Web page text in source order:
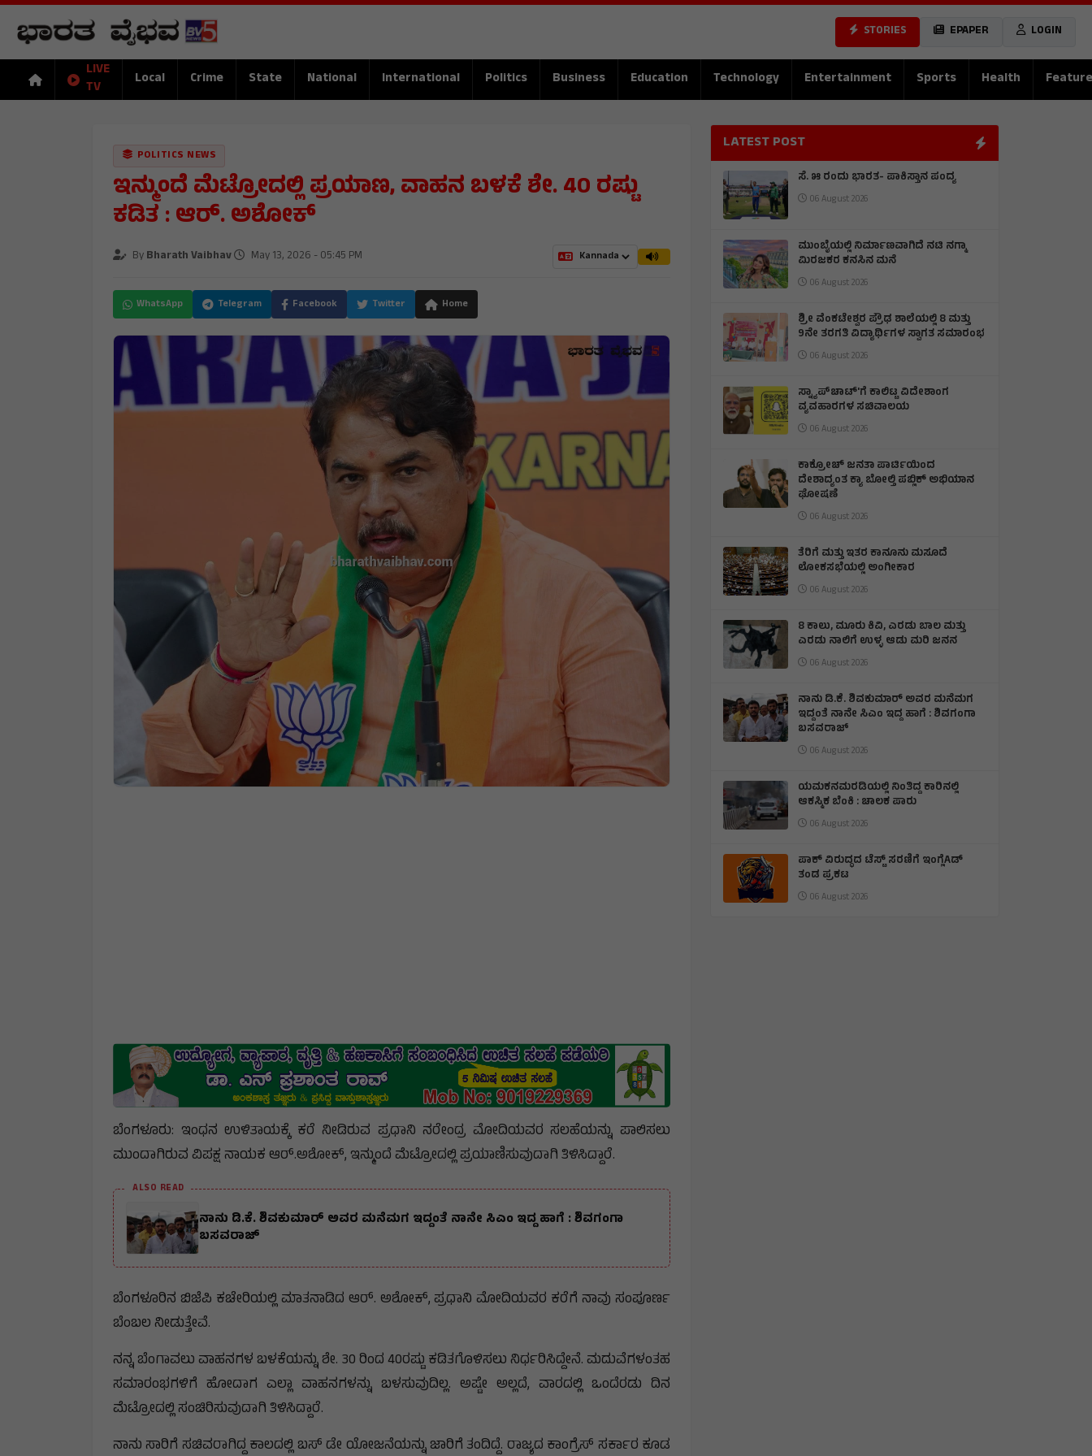
STORIES EPAPER LOGIN
LIVE
TV
Local Crime State National International Politics Business Education Technology Entertainment Sports Health Feature
POLITICS NEWS
ಇನ್ಮುಂದೆ ಮೆಟ್ರೋದಲ್ಲಿ ಪ್ರಯಾಣ, ವಾಹನ ಬಳಕೆ ಶೇ. 40 ರಷ್ಟು
ಕಡಿತ : ಆರ್. ಅಶೋಕ್
ByBharath Vaibhav May 13, 2026 - 05:45 PM
WhatsApp Telegram Facebook Twitter Home
ಬೆಂಗಳೂರು: ಇಂಧನ ಉಳಿತಾಯಕ್ಕೆ ಕರೆ ನೀಡಿರುವ ಪ್ರಧಾನಿ ನರೇಂದ್ರ ಮೋದಿಯವರ ಸಲಹೆಯನ್ನು ಪಾಲಿಸಲು
ಮುಂದಾಗಿರುವ ವಿಪಕ್ಷ ನಾಯಕ ಆರ್.ಅಶೋಕ್, ಇನ್ಮುಂದೆ ಮೆಟ್ರೋದಲ್ಲಿ ಪ್ರಯಾಣಿಸುವುದಾಗಿ ತಿಳಿಸಿದ್ದಾರೆ.
ALSO READ
ನಾನು ಡಿ.ಕೆ. ಶಿವಕುಮಾರ್ ಅವರ ಮನೆಮಗ ಇದ್ದಂತೆ ನಾನೇ ಸಿಎಂ ಇದ್ದ ಹಾಗೆ : ಶಿವಗಂಗಾ
ಬಸವರಾಜ್
ಬೆಂಗಳೂರಿನ ಬಿಜೆಪಿ ಕಚೇರಿಯಲ್ಲಿ ಮಾತನಾಡಿದ ಆರ್. ಅಶೋಕ್, ಪ್ರಧಾನಿ ಮೋದಿಯವರ ಕರೆಗೆ ನಾವು ಸಂಪೂರ್ಣ
ಬೆಂಬಲ ನೀಡುತ್ತೇವೆ.
ನನ್ನ ಬೆಂಗಾವಲು ವಾಹನಗಳ ಬಳಕೆಯನ್ನು ಶೇ. 30 ರಿಂದ 40ರಷ್ಟು ಕಡಿತಗೊಳಿಸಲು ನಿರ್ಧರಿಸಿದ್ದೇನೆ. ಮದುವೆಗಳಂತಹ
ಸಮಾರಂಭಗಳಿಗೆ ಹೋದಾಗ ಎಲ್ಲಾ ವಾಹನಗಳನ್ನು ಬಳಸುವುದಿಲ್ಲ. ಅಷ್ಟೇ ಅಲ್ಲದೆ, ವಾರದಲ್ಲಿ ಒಂದೆರಡು ದಿನ
ಮೆಟ್ರೋದಲ್ಲಿ ಸಂಚಿರಿಸುವುದಾಗಿ ತಿಳಿಸಿದ್ದಾರೆ.
ನಾನು ಸಾರಿಗೆ ಸಚಿವರಾಗಿದ್ದ ಕಾಲದಲ್ಲಿ ಬಸ್ ಡೇ ಯೋಜನೆಯನ್ನು ಜಾರಿಗೆ ತಂದಿದ್ದೆ. ರಾಜ್ಯದ ಕಾಂಗ್ರೆಸ್ ಸರ್ಕಾರ ಕೂಡ
LATEST POST
ಸೆ. ೫ ರಂದು ಭಾರತ- ಪಾಕಿಸ್ತಾನ ಪಂದ್ಯ
06 August 2026
ಮುಂಬೈಯಲ್ಲಿ ನಿರ್ಮಾಣವಾಗಿದೆ ನಟಿ ನಗ್ಮಾ
ಮಿರಜಕರ ಕನಸಿನ ಮನೆ
06 August 2026
ಶ್ರೀ ವೆಂಕಟೇಶ್ವರ ಪ್ರೌಢ ಶಾಲೆಯಲ್ಲಿ 8 ಮತ್ತು
9ನೇ ತರಗತಿ ವಿದ್ಯಾರ್ಥಿಗಳ ಸ್ವಾಗತ ಸಮಾರಂಭ
06 August 2026
ಸ್ನ್ಯಾಪ್‌ಚಾಟ್‌'ಗೆ ಕಾಲಿಟ್ಟ ವಿದೇಶಾಂಗ
ವ್ಯವಹಾರಗಳ ಸಚಿವಾಲಯ
06 August 2026
ಕಾಕ್ರೋಚ್ ಜನತಾ ಪಾರ್ಟಿಯಿಂದ
ದೇಶಾದ್ಯಂತ ಕ್ಯಾ ಬೋಲ್ತಿ ಪಬ್ಲಿಕ್ ಅಭಿಯಾನ
ಘೋಷಣೆ
06 August 2026
ತೆರಿಗೆ ಮತ್ತು ಇತರ ಕಾನೂನು ಮಸೂದೆ
ಲೋಕಸಭೆಯಲ್ಲಿ ಅಂಗೀಕಾರ
06 August 2026
8 ಕಾಲು, ಮೂರು ಕಿವಿ, ಎರಡು ಬಾಲ ಮತ್ತು
ಎರಡು ನಾಲಿಗೆ ಉಳ್ಳ ಆಡು ಮರಿ ಜನನ
06 August 2026
ನಾನು ಡಿ.ಕೆ. ಶಿವಕುಮಾರ್ ಅವರ ಮನೆಮಗ
ಇದ್ದಂತೆ ನಾನೇ ಸಿಎಂ ಇದ್ದ ಹಾಗೆ : ಶಿವಗಂಗಾ
ಬಸವರಾಜ್
06 August 2026
ಯಮಕನಮರಡಿಯಲ್ಲಿ ನಿಂತಿದ್ದ ಕಾರಿನಲ್ಲಿ
ಆಕಸ್ಮಿಕ ಬೆಂಕಿ : ಚಾಲಕ ಪಾರು
06 August 2026
ಪಾಕ್ ವಿರುದ್ಧದ ಟೆಸ್ಟ್ ಸರಣಿಗೆ ಇಂಗ್ಲೆAಡ್
ತಂಡ ಪ್ರಕಟ
06 August 2026